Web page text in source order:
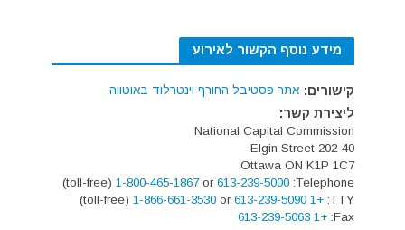
מידע נוסף הקשור לאירוע
קישורים: אתר פסטיבל החורף וינטרלוד באוטווה
ליצירת קשר:
National Capital Commission
202-40 Elgin Street
Ottawa ON K1P 1C7
Telephone:
613-239-5000
or
1-800-465-1867
(toll-free)
TTY:
+1 613-239-5090
or
1-866-661-3530
(toll-free)
Fax:
+1 613-239-5063